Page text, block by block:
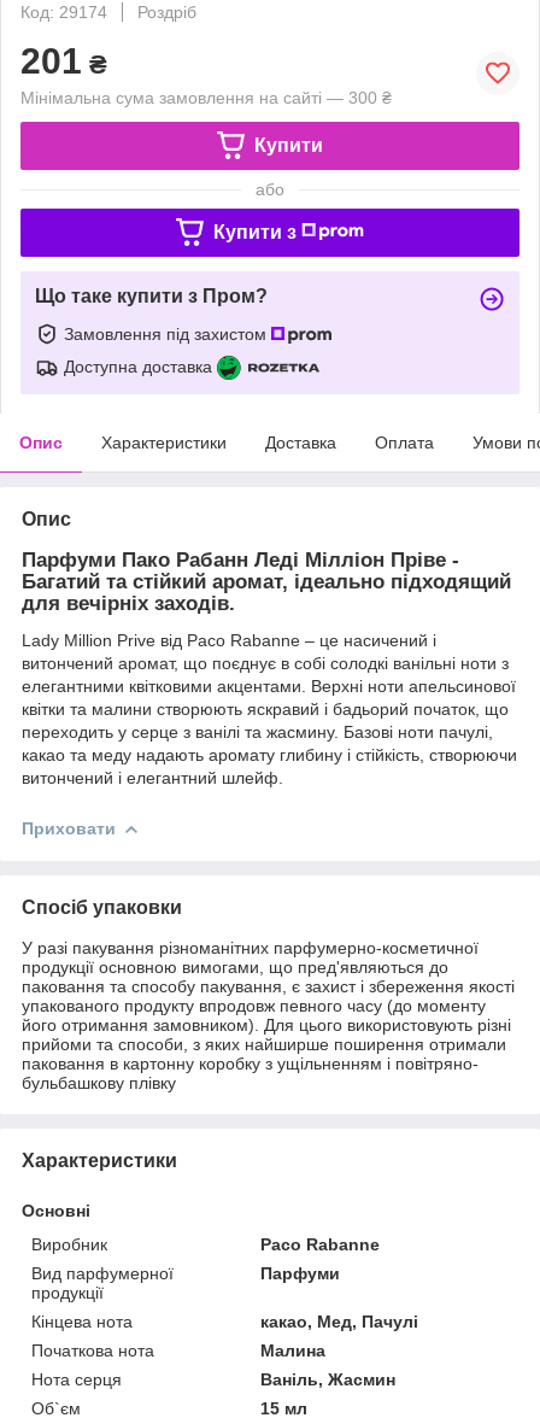
Код: 29174
Роздріб
201 ₴
Мінімальна сума замовлення на сайті — 300 ₴
Купити
або
Купити з
Що таке купити з Пром?
Замовлення під захистом
Доступна доставка
Опис Характеристики Доставка Оплата Умови
Опис
Парфуми Пако Рабанн Леді Мілліон Пріве -
Багатий та стійкий аромат, ідеально підходящий
для вечірніх заходів.
Lady Million Prive від Paco Rabanne – це насичений і
витончений аромат, що поєднує в собі солодкі ванільні ноти з
елегантними квітковими акцентами. Верхні ноти апельсинової
квітки та малини створюють яскравий і бадьорий початок, що
переходить у серце з ванілі та жасмину. Базові ноти пачулі,
какао та меду надають аромату глибину і стійкість, створюючи
витончений і елегантний шлейф.
Приховати
Спосіб упаковки
У разі пакування різноманітних парфумерно-косметичної
продукції основною вимогами, що пред'являються до
паковання та способу пакування, є захист і збереження якості
упакованого продукту впродовж певного часу (до моменту
його отримання замовником). Для цього використовують різні
прийоми та способи, з яких найширше поширення отримали
паковання в картонну коробку з ущільненням і повітряно-
бульбашкову плівку
Характеристики
Основні
Виробник
Paco Rabanne
Вид парфумерної
продукції
Парфуми
Кінцева нота
какао, Мед, Пачулі
Початкова нота
Малина
Нота серця
Ваніль, Жасмин
Об`єм
15 мл